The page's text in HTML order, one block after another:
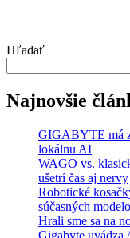
Hľadať
Najnovšie
GIGABYTE má
lokálnu AI
WAGO vs.
ušetrí čas aj nervy
Robotické
súčasných
Hrali sme sa na
Gigabyte